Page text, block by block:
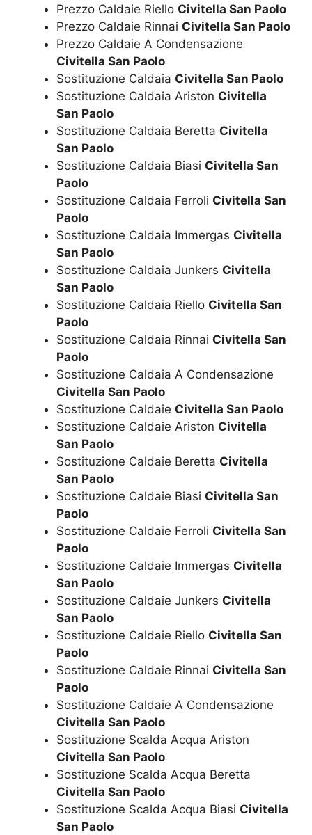
Prezzo Caldaie Riello Civitella San Paolo
Prezzo Caldaie Rinnai Civitella San Paolo
Prezzo Caldaie A Condensazione
Civitella San Paolo
Sostituzione Caldaia Civitella San Paolo
Sostituzione Caldaia Ariston Civitella
San Paolo
Sostituzione Caldaia Beretta Civitella
San Paolo
Sostituzione Caldaia Biasi Civitella San
Paolo
Sostituzione Caldaia Ferroli Civitella San
Paolo
Sostituzione Caldaia Immergas Civitella
San Paolo
Sostituzione Caldaia Junkers Civitella
San Paolo
Sostituzione Caldaia Riello Civitella San
Paolo
Sostituzione Caldaia Rinnai Civitella San
Paolo
Sostituzione Caldaia A Condensazione
Civitella San Paolo
Sostituzione Caldaie Civitella San Paolo
Sostituzione Caldaie Ariston Civitella
San Paolo
Sostituzione Caldaie Beretta Civitella
San Paolo
Sostituzione Caldaie Biasi Civitella San
Paolo
Sostituzione Caldaie Ferroli Civitella San
Paolo
Sostituzione Caldaie Immergas Civitella
San Paolo
Sostituzione Caldaie Junkers Civitella
San Paolo
Sostituzione Caldaie Riello Civitella San
Paolo
Sostituzione Caldaie Rinnai Civitella San
Paolo
Sostituzione Caldaie A Condensazione
Civitella San Paolo
Sostituzione Scalda Acqua Ariston
Civitella San Paolo
Sostituzione Scalda Acqua Beretta
Civitella San Paolo
Sostituzione Scalda Acqua Biasi Civitella
San Paolo